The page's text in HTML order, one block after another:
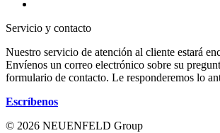
Servicio y contacto
Nuestro servicio de atención al cliente estará
Envíenos un correo electrónico sobre su
formulario de contacto. Le responderemos lo
Escríbenos
© 2026 NEUENFELD Group